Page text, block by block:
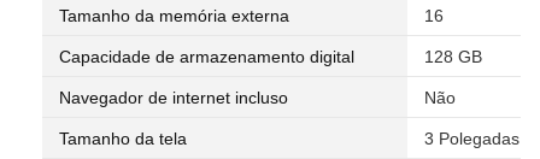
Tamanho da memória externa 16
Capacidade de armazenamento digital 128 GB
Navegador de internet incluso Não
Tamanho da tela 3 Polegadas